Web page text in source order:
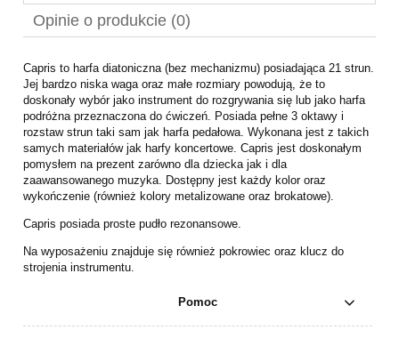
Opinie o produkcie (0)
Capris to harfa diatoniczna (bez mechanizmu) posiadająca 21 strun.
Jej bardzo niska waga oraz małe rozmiary powodują, że to
doskonały wybór jako instrument do rozgrywania się lub jako harfa
podróżna przeznaczona do ćwiczeń. Posiada pełne 3 oktawy i
rozstaw strun taki sam jak harfa pedałowa. Wykonana jest z takich
samych materiałów jak harfy koncertowe. Capris jest doskonałym
pomysłem na prezent zarówno dla dziecka jak i dla
zaawansowanego muzyka. Dostępny jest każdy kolor oraz
wykończenie (również kolory metalizowane oraz brokatowe).
Capris posiada proste pudło rezonansowe.
Na wyposażeniu znajduje się również pokrowiec oraz klucz do
strojenia instrumentu.
Pomoc